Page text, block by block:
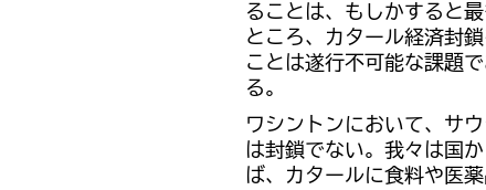
ることは、もしかすると
ところ、カタール経済封
ことは遂行不可能な課題
る。
ワシントンにおいて、サ
は封鎖でない。我々は国
ば、カタールに食料や医